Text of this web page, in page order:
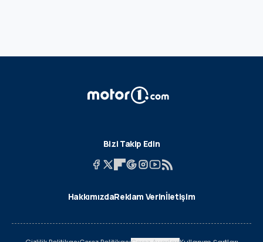
Bizi Takip Edin
HakkımızdaReklam Verinİletişim